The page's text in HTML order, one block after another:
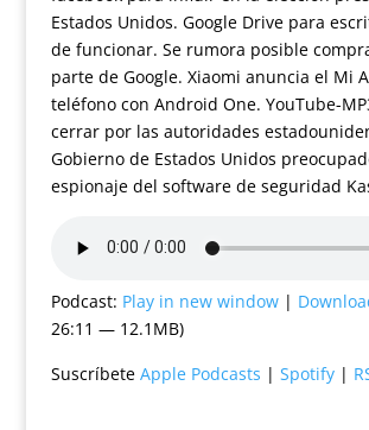
Estados Unidos. Google Drive para
de funcionar. Se rumora posible
parte de Google. Xiaomi anuncia el Mi
teléfono con Android One. YouTube-
cerrar por las autoridades
Gobierno de Estados Unidos
espionaje del software de seguridad
Podcast: Play in new window|
26:11 — 12.1MB)
Suscríbete Apple Podcasts | Spotify|